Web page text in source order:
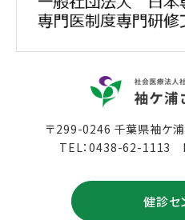
〒299-0246 千葉県袖ケ
TEL：0438-62-1113
健診セ